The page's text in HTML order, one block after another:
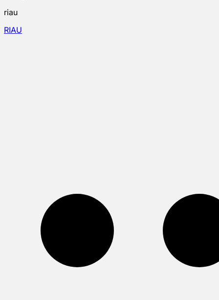
riau
RIAU